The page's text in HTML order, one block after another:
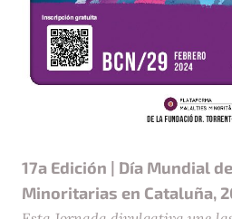
17a Edición | Día Mundial
Minoritarias en Cataluña,